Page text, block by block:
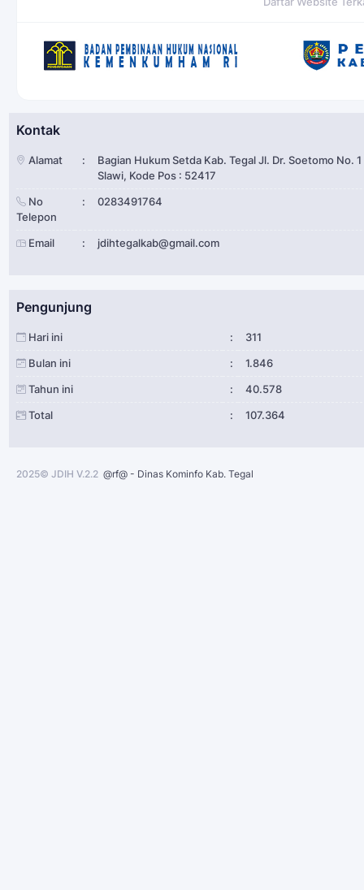
Kontak
Alamat :
Bagian Hukum Setda Kab. Tegal Jl. Dr. Soetomo No. 1
Slawi, Kode Pos : 52417
No
Telepon
: 0283491764
Email : jdihtegalkab@gmail.com
Pengunjung
Hari ini : 311
Bulan ini : 1.846
Tahun ini : 40.578
Total : 107.364
2025© JDIH V.2.2 @rf@ - Dinas Kominfo Kab. Tegal